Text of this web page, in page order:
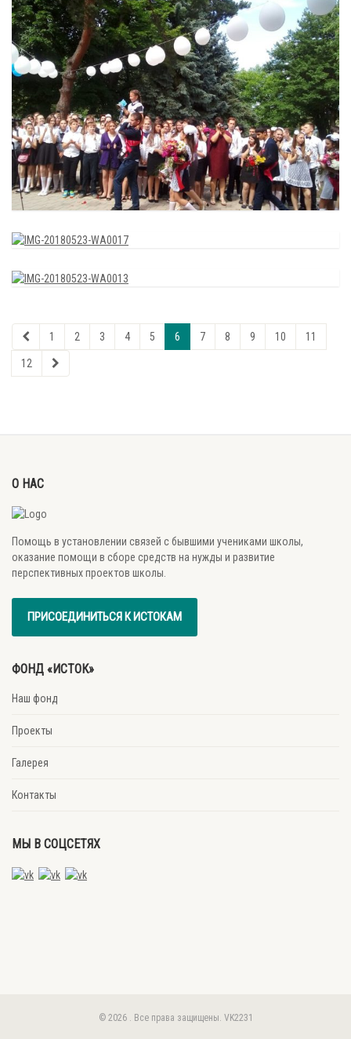
1 2 3 4 5 6 7 8 9 10 11
12
О НАС
Помощь в установлении связей с бывшими учениками школы,
оказание помощи в сборе средств на нужды и развитие
перспективных проектов школы.
ПРИСОЕДИНИТЬСЯ К ИСТОКАМ
ФОНД «ИСТОК»
Наш фонд
Проекты
Галерея
Контакты
МЫ В СОЦСЕТЯХ
© 2026 . Все права защищены. VK2231